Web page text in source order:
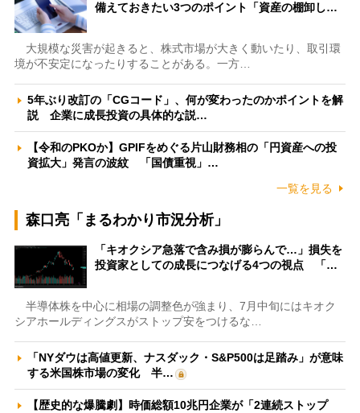
備えておきたい3つのポイント「資産の棚卸し…
大規模な災害が起きると、株式市場が大きく動いたり、取引環
境が不安定になったりすることがある。一方…
5年ぶり改訂の「CGコード」、何が変わったのかポイントを解
説 企業に成長投資の具体的な説…
【令和のPKOか】GPIFをめぐる片山財務相の「円資産への投
資拡大」発言の波紋 「国債重視」…
一覧を見る
森口亮「まるわかり市況分析」
「キオクシア急落で含み損が膨らんで…」損失を
投資家としての成長につなげる4つの視点 「…
半導体株を中心に相場の調整色が強まり、7月中旬にはキオク
シアホールディングスがストップ安をつけるな…
「NYダウは高値更新、ナスダック・S&P500は足踏み」が意味
する米国株市場の変化 半…
【歴史的な爆騰劇】時価総額10兆円企業が「2連続ストップ